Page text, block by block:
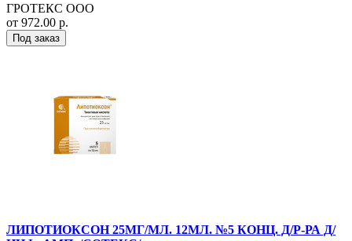
ГРОТЕКС ООО
от 972.00 р.
Под заказ
ЛИПОТИОКСОН 25МГ/МЛ. 12МЛ. №5 КОНЦ. Д/Р-РА Д/